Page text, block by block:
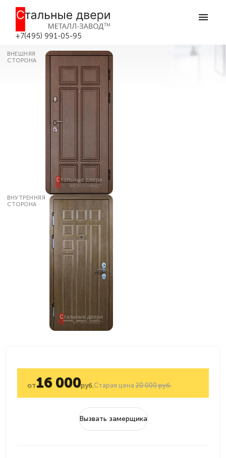
+7(495) 991-05-95
Дверь металлическая без утепления
№142 в Москве
ВНЕШНЯЯ
СТОРОНА
ВНУТРЕННЯЯ
СТОРОНА
Старая цена20 000 руб.
от16 000руб.
Вызвать замерщика